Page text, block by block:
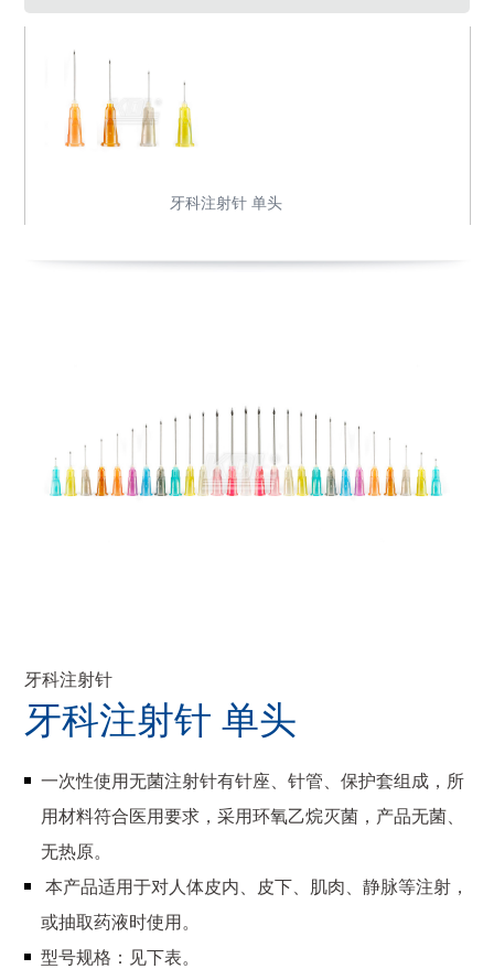
牙科注射针 单头
牙科注射针
牙科注射针 单头
一次性使用无菌注射针有针座、针管、保护套组成，所
用材料符合医用要求，采用环氧乙烷灭菌，产品无菌、
无热原。
本产品适用于对人体皮内、皮下、肌肉、静脉等注射，
或抽取药液时使用。
型号规格：见下表。